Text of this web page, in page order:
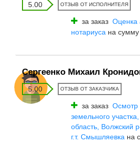
5.00 ОТЗЫВ ОТ ИСПОЛНИТЕЛЯ
за заказ Оценка
нотариуса на
Сергеенко Михаил
5.00 ОТЗЫВ ОТ ЗАКАЗЧИКА
за заказ Осмотр
земельного
область, Волжский
г.т. Смышляевка на